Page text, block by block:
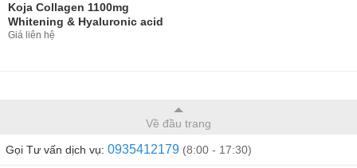
Koja Collagen 1100mg
Whitening & Hyaluronic acid
10 chai
Giá liên hệ
Về đầu trang
Gọi Tư vấn dịch vụ: 0935412179 (8:00 - 17:30)